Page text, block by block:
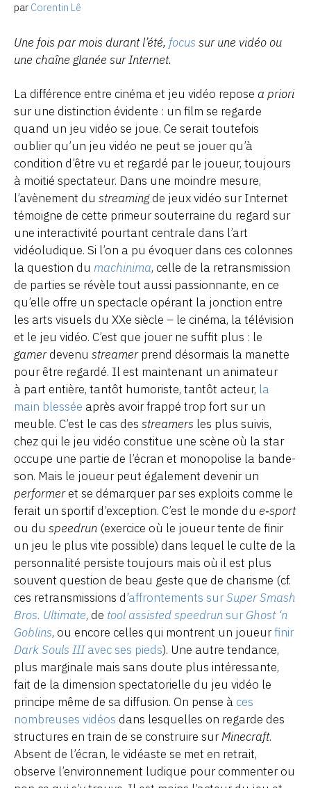
par Corentin Lê
Une fois par mois durant l’été, focus sur une vidéo ou
une chaîne glanée sur Internet.
La différence entre cinéma et jeu vidéo repose a priori
sur une distinction évidente : un film se regarde
quand un jeu vidéo se joue. Ce serait toutefois
oublier qu’un jeu vidéo ne peut se jouer qu’à
condition d’être vu et regardé par le joueur, toujours
à moitié spectateur. Dans une moindre mesure,
l’avènement du streamingde jeux vidéo sur Internet
témoigne de cette primeur souterraine du regard sur
une interactivité pourtant centrale dans l’art
vidéoludique. Si l’on a pu évoquer dans ces colonnes
la question du machinima, celle de la retransmission
de parties se révèle tout aussi passionnante, en ce
qu’elle offre un spectacle opérant la jonction entre
les arts visuels du XXe siècle – le cinéma, la télévision
et le jeu vidéo. C’est que jouer ne suffit plus : le
gamerdevenu streamerprend désormais la manette
pour être regardé. Il est maintenant un animateur
à part entière, tantôt humoriste, tantôt acteur, la
main blessée après avoir frappé trop fort sur un
meuble. C’est le cas des streamers les plus suivis,
chez qui le jeu vidéo constitue une scène où la star
occupe une partie de l’écran et monopolise la bande-
son. Mais le joueur peut également devenir un
performeret se démarquer par ses exploits comme le
ferait un sportif d’exception. C’est le monde du e‑sport
ou du speedrun (exercice où le joueur tente de finir
un jeu le plus vite possible) dans lequel le culte de la
personnalité persiste toujours mais où il est plus
souvent question de beau geste que de charisme (cf.
ces retransmissions d’affrontements surSuper Smash
Bros. Ultimate, de tool assisted speedrunsurGhost ‘n
Goblins, ou encore celles qui montrent un joueurfinir
Dark Souls IIIavec ses pieds). Une autre tendance,
plus marginale mais sans doute plus intéressante,
fait de la dimension spectatorielle du jeu vidéo le
principe même de sa diffusion. On pense à ces
nombreuses vidéos dans lesquelles on regarde des
structures en train de se construire surMinecraft.
Absent de l’écran, le vidéaste se met en retrait,
observe l’environnement ludique pour commenter ou